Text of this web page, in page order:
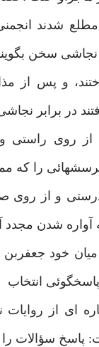
شدند
نجاشی سخن
و پس از
در برابر
از روی
پرسشهائی را که
بدرستی و از
آواره شدن مجدد
میان خود
انتخاب
ای از روایات
پاسخ سؤالات را